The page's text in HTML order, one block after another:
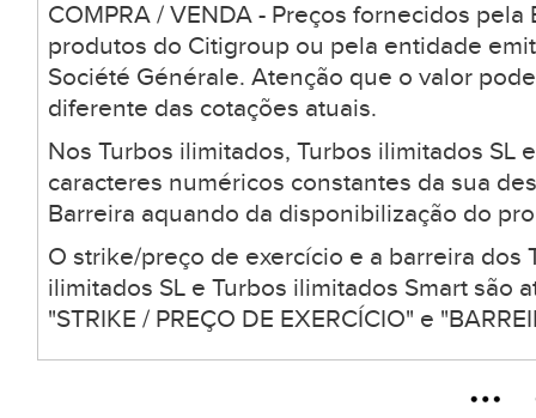
COMPRA / VENDA - Preços fornecidos
produtos do Citigroup ou pela entidade
Société Générale. Atenção que o valor
diferente das cotações atuais.
Nos Turbos ilimitados, Turbos ilimitados SL
caracteres numéricos constantes da sua
Barreira aquando da disponibilização do
O strike/preço de exercício e a barreira dos
ilimitados SL e Turbos ilimitados Smart são
"STRIKE / PREÇO DE EXERCÍCIO" e